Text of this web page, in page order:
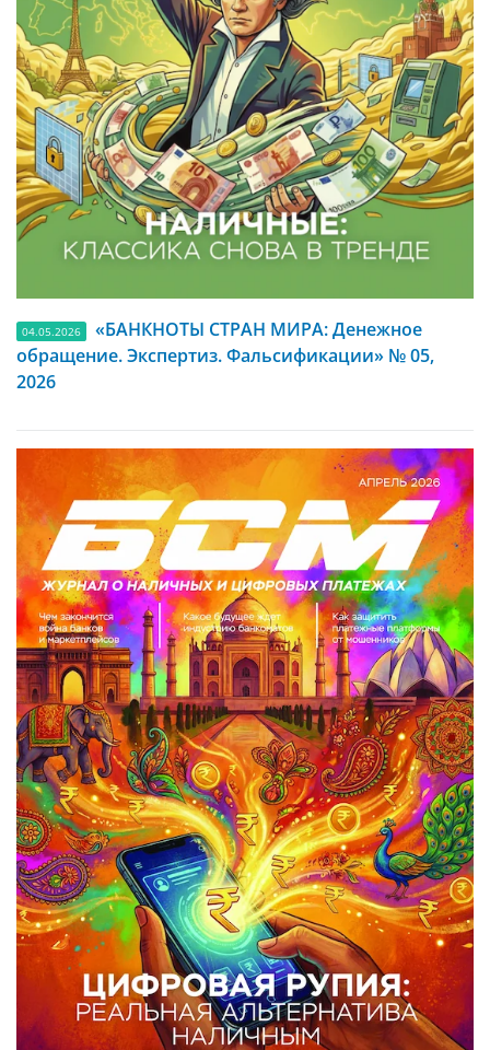
04.05.2026
«БАНКНОТЫ СТРАН МИРА: Денежное
обращение. Экспертиз. Фальсификации» № 05,
2026